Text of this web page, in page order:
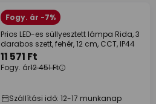
Fogy. ár -7%
Prios LED-es süllyesztett lámpa Rida, 3
darabos szett, fehér, 12 cm, CCT, IP44
11 571 Ft
Fogy. ár12 451 Ft
Szállítási idő: 12-17 munkanap